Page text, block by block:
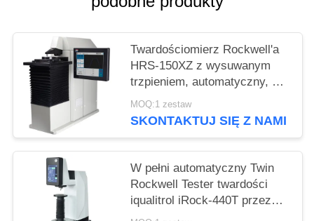
Twardościomierz Rockwell'a
HRS-150XZ z wysuwanym
trzpieniem, automatyczny, do
pomiarów zwykłych i
powierzchownych
MOQ:1 zestaw
SKONTAKTUJ SIĘ Z NAMI
W pełni automatyczny Twin
Rockwell Tester twardości
iqualitrol iRock-440T przez
jeden klucz operacji